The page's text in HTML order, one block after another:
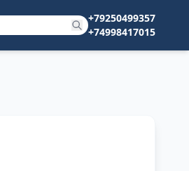
+79250499357
+74998417015